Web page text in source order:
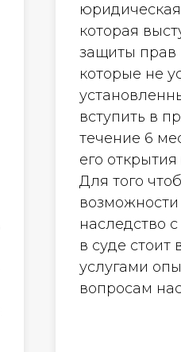
которая
защиты прав
которые не
вступить в
течение 6
его открытия
Для того
возможности
наследство
в суде стоит
услугами
вопросам